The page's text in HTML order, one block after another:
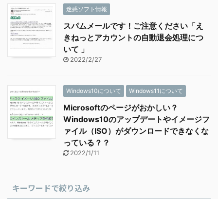
迷惑ソフト情報
スパムメールです！ご注意ください「え
きねっとアカウントの自動退会処理につ
いて 」
2022/2/27
Windows10について Windows11について
Microsoftのページがおかしい？
Windows10のアップデートやイメージフ
ァイル（ISO）がダウンロードできなくな
っている？？
2022/1/11
キーワードで絞り込み